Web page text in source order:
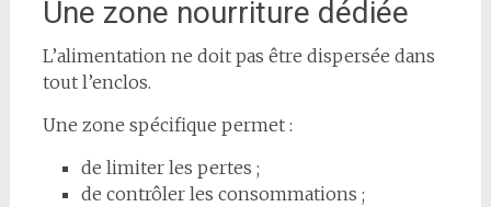
Une zone nourriture dédiée
L’alimentation ne doit pas être dispersée dans
tout l’enclos.
Une zone spécifique permet :
de limiter les pertes ;
de contrôler les consommations ;